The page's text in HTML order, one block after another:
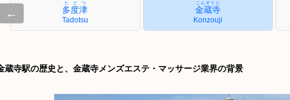
← 多度津
たどつ
Tadotsu
金蔵寺
こんぞうじ
Konzouji
蔵寺駅の歴史と、金蔵寺メンズエステ・マッサージ業界の背景